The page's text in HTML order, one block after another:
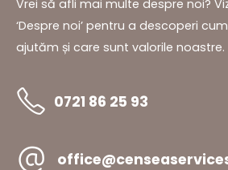
Vrei să afli mai multe despre noi?
‘Despre noi’ pentru a descoperi
ajutăm și care sunt valorile noastre.
0721 86 25 93